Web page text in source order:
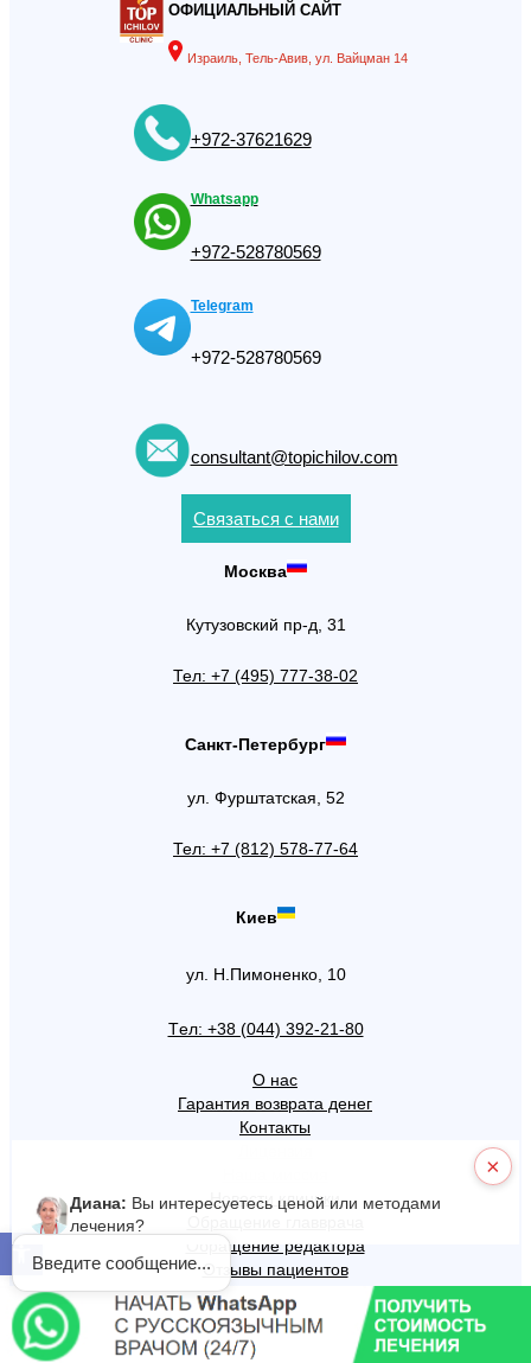
Открыть панель инструментов
ОФИЦИАЛЬНЫЙ САЙТ
Израиль, Тель-Авив, ул. Вайцман 14
+972-37621629
Whatsapp
+972-528780569
Telegram
+972-528780569
consultant@topichilov.com
Связаться с нами
Москва
Кутузовский пр-д, 31
Тел: +7 (495) 777-38-02
Санкт-Петербург
ул. Фурштатская, 52
Тел: +7 (812) 578-77-64
Киев
ул. Н.Пимоненко, 10
Tел: +38 (044) 392-21-80
О нас
Гарантия возврата денег
Контакты
Новости клиники
Обращение редактора
Отзывы пациентов
Редакция сайта
Отделения
×
Диана: Вы интересуетесь ценой или методами
лечения?
Введите сообщение...